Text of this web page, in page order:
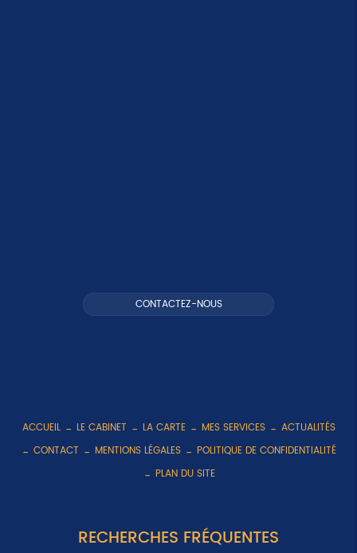
CONTACTEZ-NOUS
ACCUEIL LE CABINET LA CARTE MES SERVICES
ACTUALITÉS
CONTACT
MENTIONS LÉGALES
POLITIQUE DE CONFIDENTIALITÉ
PLAN DU SITE
RECHERCHES FRÉQUENTES